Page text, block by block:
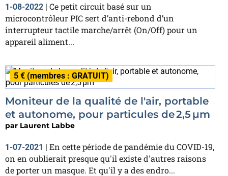
1-08-2022 | Ce petit circuit basé sur un
microcontrôleur PIC sert d’anti-rebond d’un
interrupteur tactile marche/arrêt (On/Off) pour un
appareil aliment...
5 € (membres : GRATUIT)
Moniteur de la qualité de l'air, portable
et autonome, pour particules de 2,5 µm
par Laurent Labbe
1-07-2021 | En cette période de pandémie du COVID-19,
on en oublierait presque qu'il existe d'autres raisons
de porter un masque. Et qu'il y a des endro...